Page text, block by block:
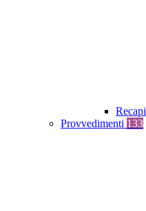
Provvedimenti 133